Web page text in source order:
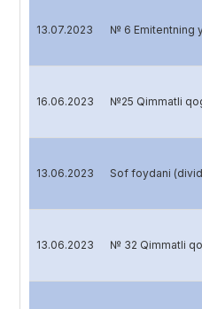
13.07.2023 № 6 Emitentning
16.06.2023 №25 Qimmatli
13.06.2023 Sof foydani
13.06.2023 № 32 Qimmatli